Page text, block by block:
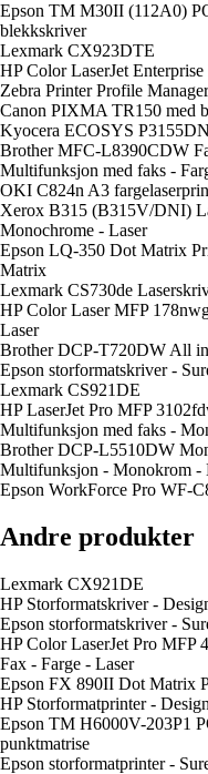
Epson TM M30II (112A0)
blekkskriver
Lexmark CX923DTE
HP Color LaserJet
Zebra Printer Profile
Canon PIXMA TR150 med
Kyocera ECOSYS
Brother MFC-L8390CDW
Multifunksjon med faks -
OKI C824n A3
Xerox B315 (B315V/DNI)
Monochrome - Laser
Epson LQ-350 Dot Matrix
Matrix
Lexmark CS730de
HP Color Laser MFP
Laser
Brother DCP-T720DW All
Epson storformatskriver -
Lexmark CS921DE
HP LaserJet Pro MFP
Multifunksjon med faks -
Brother DCP-L5510DW
Multifunksjon - Monokrom -
Epson WorkForce Pro WF-
Andre produkter
Lexmark CX921DE
HP Storformatskriver -
Epson storformatskriver -
HP Color LaserJet Pro MFP
Fax - Farge - Laser
Epson FX 890II Dot Matrix
HP Storformatprinter -
Epson TM H6000V-203P1
punktmatrise
Epson storformatprinter -